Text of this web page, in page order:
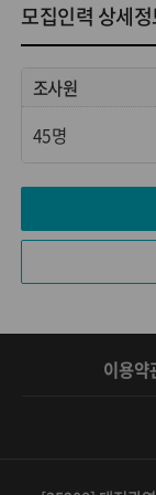
모집인력 상세
조사원
45명
이용약